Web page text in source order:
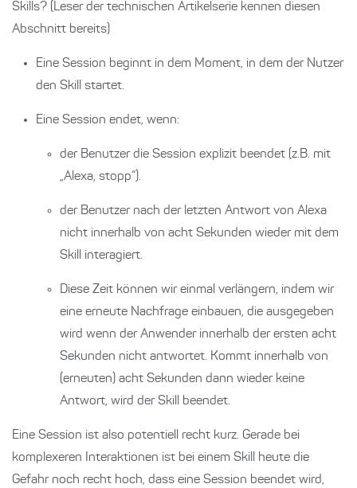
Skills? (Leser der technischen Artikelserie kennen diesen
Abschnitt bereits)
Eine Session beginnt in dem Moment, in dem der Nutzer
den Skill startet.
Eine Session endet, wenn:
der Benutzer die Session explizit beendet (z.B. mit
„Alexa, stopp“).
der Benutzer nach der letzten Antwort von Alexa
nicht innerhalb von acht Sekunden wieder mit dem
Skill interagiert.
Diese Zeit können wir einmal verlängern, indem wir
eine erneute Nachfrage einbauen, die ausgegeben
wird wenn der Anwender innerhalb der ersten acht
Sekunden nicht antwortet. Kommt innerhalb von
(erneuten) acht Sekunden dann wieder keine
Antwort, wird der Skill beendet.
Eine Session ist also potentiell recht kurz. Gerade bei
komplexeren Interaktionen ist bei einem Skill heute die
Gefahr noch recht hoch, dass eine Session beendet wird,